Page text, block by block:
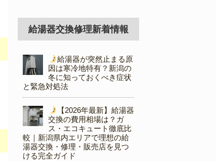
給湯器交換修理新着情報
給湯器が突然止まる原
因は寒冷地特有？新潟の
冬に知っておくべき症状
と緊急対処法
【2026年最新】給湯器
交換の費用相場は？ガ
ス・エコキュート徹底比
較｜新潟県内エリアで理想の給
湯器交換・修理・販売店を見つ
ける完全ガイド